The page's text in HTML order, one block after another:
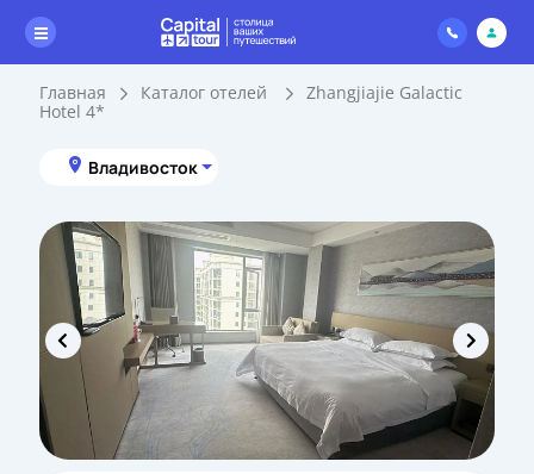
Главная Каталог отелей
Zhangjiajie Galactic
Hotel 4*
Владивосток